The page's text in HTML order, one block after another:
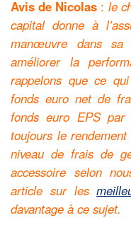
Avis de Nicolas : le
capital donne à
manœuvre dans sa
améliorer la
rappelons que ce
fonds euro net de
fonds euro EPS par
toujours le
niveau de frais de
accessoire selon
article sur les
davantage à ce sujet.